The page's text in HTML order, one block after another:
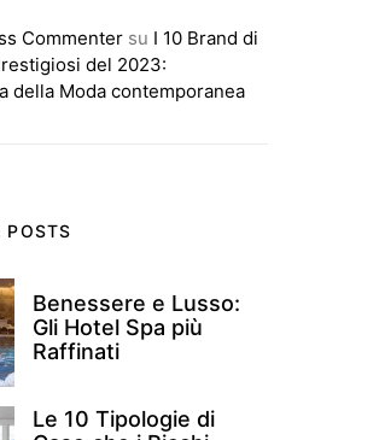
Commenter su I 10 Brand di
del 2023:
della Moda contemporanea
POSTS
Benessere e Lusso:
Gli Hotel Spa più
Raffinati
Le 10 Tipologie di